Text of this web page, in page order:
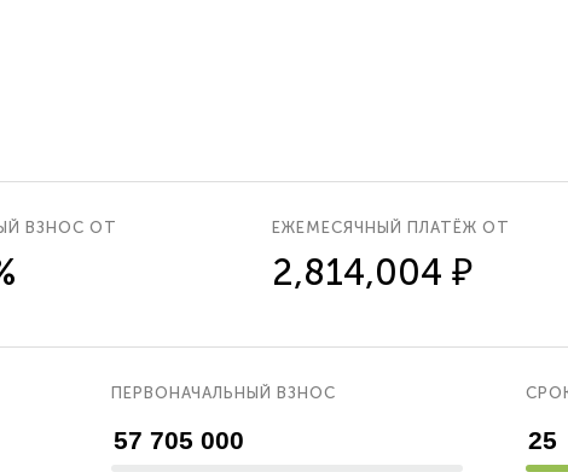
ВЗНОС ОТ ЕЖЕМЕСЯЧНЫЙ ПЛАТЁЖ ОТ
2,814,004 ₽
ПЕРВОНАЧАЛЬНЫЙ ВЗНОС